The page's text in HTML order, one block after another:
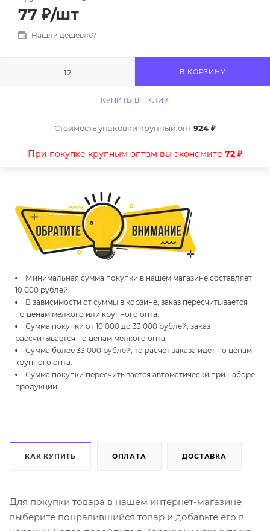
77 ₽/шт
Нашли дешевле?
В КОРЗИНУ
КУПИТЬ В 1 КЛИК
Стоимость упаковки крупный опт924 ₽
При покупке крупным оптом вы экономите 72 ₽
Минимальная сумма покупки в нашем магазине составляет
10 000 рублей.
В зависимости от суммы в корзине, заказ пересчитывается
по ценам мелкого или крупного опта.
Сумма покупки от 10 000 до 33 000 рублей, заказ
рассчитывается по ценам мелкого опта.
Сумма более 33 000 рублей, то расчет заказа идет по ценам
крупного опта.
Сумма покупки пересчитывается автоматически при наборе
продукции.
КАК КУПИТЬ ОПЛАТА ДОСТАВКА
Для покупки товара в нашем интернет-магазине
выберите понравившийся товар и добавьте его в